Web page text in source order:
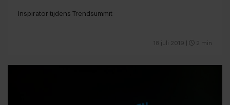
Inspirator tijdens Trendsummit
18 juli 2019 2 min